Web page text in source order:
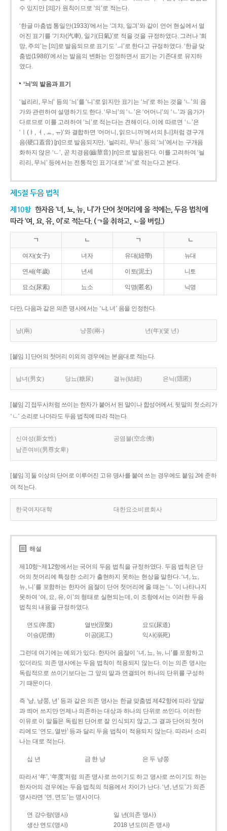
수 있지만 [의]가 원칙이므로 ‘의’로 적는다.
‘한글 마춤법 통일안(1933)’에서는 ‘긔챠, 일긔’와 같이 언어 현실에서 멀
어진 표기를 ‘기차(汽車), 일기(日氣)’로 적을 것을 규정하였다. 그러나 ‘희
망, 주의’는 [의]로 발음되므로 표기도 ‘ㅢ’로 한다고 규정하였다. ‘한글 맞
춤법(1988)’에서는 발음의 변화는 인정하면서 표기는 기존대로 유지하
였다.
‘늬’의 발음과 표기
‘늴리리, 무늬’ 등의 ‘늬’를 ‘니’로 읽지만 표기는 ‘늬’로 하는 것을 ‘ㄴ’의 음
가와 관련하여 설명하기도 한다. ‘무늬’의 ‘ㄴ’은 ‘어머니’의 ‘ㄴ’과 음가가
다르므로 이를 고려하여 ‘늬’로 적는다는 견해이다. 이에 따르면 ‘ㄴ’은
‘ㅣ(ㅑ, ㅕ, ㅛ, ㅠ)’와 결합하면 ‘어머니, 읽으니까’에서의 [니]처럼 경구개
음(硬口蓋音) [ɲ]으로 발음되지만, ‘늴리리, 무늬’ 등의 ‘늬’에서는 구개음
화하지 않은 ‘ㄴ’, 곧 치경음(齒莖音) [n]으로 발음된다. 이를 고려하여 ‘늴
리리, 무늬’ 등에서는 전통적인 표기대로 ‘늬’로 적는다고 본다.
제5절 두음 법칙
제10항 한자음 ‘녀, 뇨, 뉴, 니’가 단어 첫머리에 올 적에는, 두음 법칙에
따라 ‘여, 요, 유, 이’로 적는다. (ㄱ을 취하고, ㄴ을 버림.)
ㄱ ㄴ ㄱ ㄴ
여자(女子) 녀자 유대(紐帶) 뉴대
연세(年歲) 년세 이토(泥土) 니토
요소(尿素) 뇨소 익명(匿名) 닉명
다만, 다음과 같은 의존 명사에서는 ‘냐, 녀’ 음을 인정한다.
냥(兩) 냥쭝(兩-) 년(年)(몇 년)
[붙임 1] 단어의 첫머리 이외의 경우에는 본음대로 적는다.
남녀(男女) 당뇨(糖尿) 결뉴(結紐) 은닉(隱匿)
[붙임 2] 접두사처럼 쓰이는 한자가 붙어서 된 말이나 합성어에서, 뒷말의 첫소리가
‘ㄴ’ 소리로 나더라도 두음 법칙에 따라 적는다.
신여성(新女性)
공염불(空念佛)
남존여비(男尊女卑)
[붙임 3] 둘 이상의 단어로 이루어진 고유 명사를 붙여 쓰는 경우에도 붙임 2에 준하
여 적는다.
한국여자대학 대한요소비료회사
해설
제10항~제12항에서는 국어의 두음 법칙을 규정하였다. 두음 법칙은 단
어의 첫머리에 특정한 소리가 출현하지 못하는 현상을 말한다. ‘녀, 뇨,
뉴, 니’를 포함하는 한자어 음절이 단어 첫머리에 올 때는 ‘ㄴ’이 나타나지
못하여 ‘여, 요, 유, 이’의 형태로 실현되는데, 이 조항에서는 이러한 두음
법칙의 내용을 규정하였다.
연도(年度) 열반(涅槃)
요도(尿道)
이승(尼僧)
이공(泥工) 익사(溺死)
그런데 여기에는 예외가 있다. 한자어 음절이 ‘녀, 뇨, 뉴, 니’를 포함하고
있더라도 의존 명사에는 두음 법칙이 적용되지 않는다. 이는 의존 명사는
독립적으로 쓰이기보다는 그 앞의 말과 연결되어 하나의 단위를 구성하
기 때문이다.
즉 ‘냥, 냥쭝, 년’ 등과 같은 의존 명사는 한글 맞춤법 제42항에 따라 앞말
과 띄어 쓰지만 언제나 의존하는 대상과 하나의 단위로 쓰인다. 이러한
이유로 이 말들은 독립된 단어로 잘 인식되지 않고, 그 결과 단어의 첫머
리에도 ‘연도, 열반’ 등과 달리 두음 법칙이 적용되지 않는다. 따라서 소리
나는 대로 적는다.
십 년 금 한 냥 은 두 냥쭝
따라서 ‘年’, ‘年度’처럼 의존 명사로 쓰이기도 하고 명사로 쓰이기도 하는
한자어의 경우에는 두음 법칙의 적용에서 차이가 난다. ‘년, 년도’가 의존
명사라면 ‘연, 연도’는 명사이다.
연 강수량(명사)
일 년(의존 명사)
생산 연도(명사)
2018 년도(의존 명사)